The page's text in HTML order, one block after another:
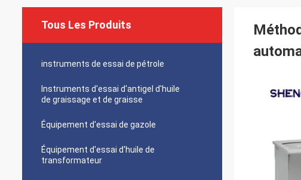
Tous Les Produits
instruments de essai de pétrole
Instruments d'essai d'antigel d'huile
de graissage et de graisse
Équipement d'essai de gazole
Équipement d'essai d'huile de
transformateur